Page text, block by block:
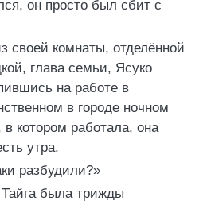
он просто был сбит с
своей комнаты, отделённой
глава семьи, Ясуко
на работе в
в городе ночном
котором работала, она
утра.
разбудили?»
была трижды